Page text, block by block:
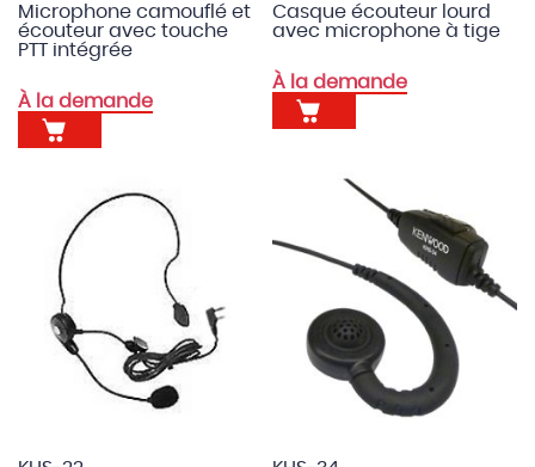
Microphone camouflé et
écouteur avec touche
PTT intégrée
À la demande
Casque écouteur lourd
avec microphone à tige
À la demande